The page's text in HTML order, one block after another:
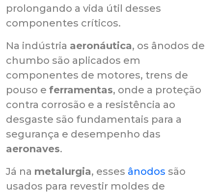
prolongando a vida útil desses
componentes críticos.
Na indústria aeronáutica, os ânodos de
chumbo são aplicados em
componentes de motores, trens de
pouso e ferramentas, onde a proteção
contra corrosão e a resistência ao
desgaste são fundamentais para a
segurança e desempenho das
aeronaves.
Já na metalurgia, esses ânodos são
usados para revestir moldes de